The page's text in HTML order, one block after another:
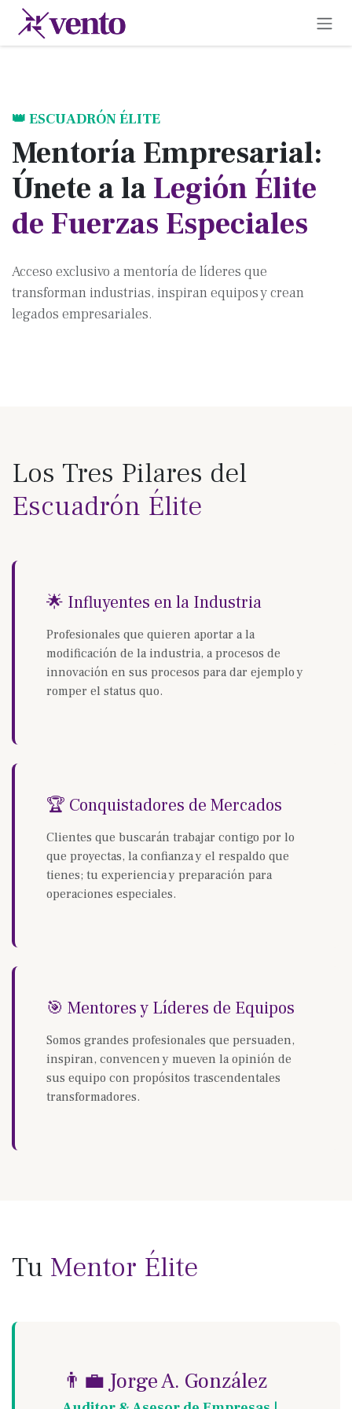
Ir al contenido
👑 ESCUADRÓN ÉLITE
Mentoría Empresarial:
Únete a la Legión Élite
de Fuerzas Especiales
Acceso exclusivo a mentoría de líderes que
transforman industrias, inspiran equipos y crean
legados empresariales.
Los Tres Pilares del
Escuadrón Élite
🌟 Influyentes en la Industria
Profesionales que quieren aportar a la
modificación de la industria, a procesos de
innovación en sus procesos para dar ejemplo y
romper el status quo.
🏆 Conquistadores de Mercados
Clientes que buscarán trabajar contigo por lo
que proyectas, la confianza y el respaldo que
tienes; tu experiencia y preparación para
operaciones especiales.
🎯 Mentores y Líderes de Equipos
Somos grandes profesionales que persuaden,
inspiran, convencen y mueven la opinión de
sus equipo con propósitos trascendentales
transformadores.
Tu Mentor Élite
👨‍💼 Jorge A. González